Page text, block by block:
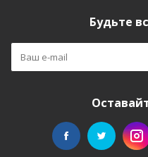
Будьте